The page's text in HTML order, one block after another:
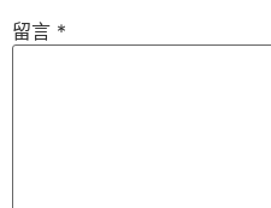
留言 *